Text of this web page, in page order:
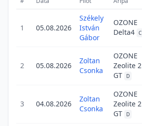
1 05.08.2026
Székely
István
Gábor
OZONE
Delta4 C
2 05.08.2026
Zoltan
Csonka
OZONE
Zeolite 2
GT
D
3 04.08.2026
Zoltan
Csonka
OZONE
Zeolite 2
GT
D